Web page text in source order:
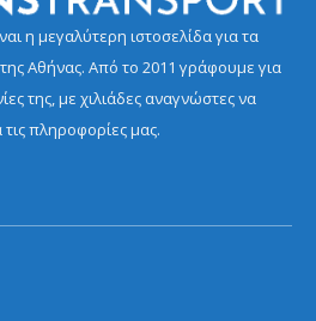
η μεγαλύτερη ιστοσελίδα για τα
Αθήνας. Από το 2011 γράφουμε για
της, με χιλιάδες αναγνώστες να
πληροφορίες μας.